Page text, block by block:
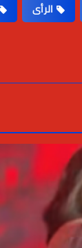
الرأى